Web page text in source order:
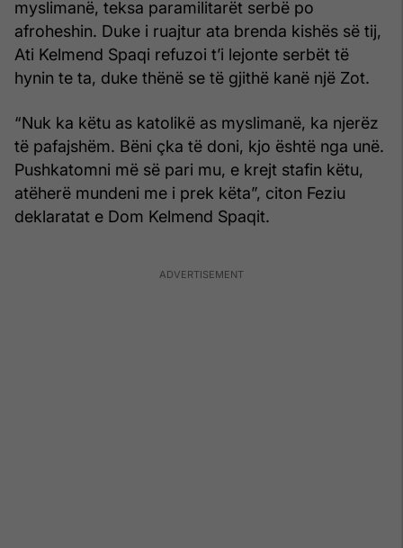
myslimanë, teksa paramilitarët serbë po
afroheshin. Duke i ruajtur ata brenda kishës së tij,
Ati Kelmend Spaqi refuzoi t’i lejonte serbët të
hynin te ta, duke thënë se të gjithë kanë një Zot.
“Nuk ka këtu as katolikë as myslimanë, ka njerëz
të pafajshëm. Bëni çka të doni, kjo është nga unë.
Pushkatomni më së pari mu, e krejt stafin këtu,
atëherë mundeni me i prek këta”, citon Feziu
deklaratat e Dom Kelmend Spaqit.